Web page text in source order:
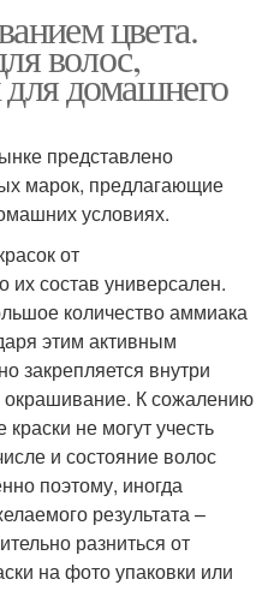
цвета.
волос,
домашнего
представлено
марок, предлагающие
условиях.
от
их состав универсален.
количество аммиака
этим активным
закрепляется внутри
окрашивание. К сожалению
не могут учесть
и состояние волос
поэтому, иногда
результата –
разниться от
на фото упаковки или